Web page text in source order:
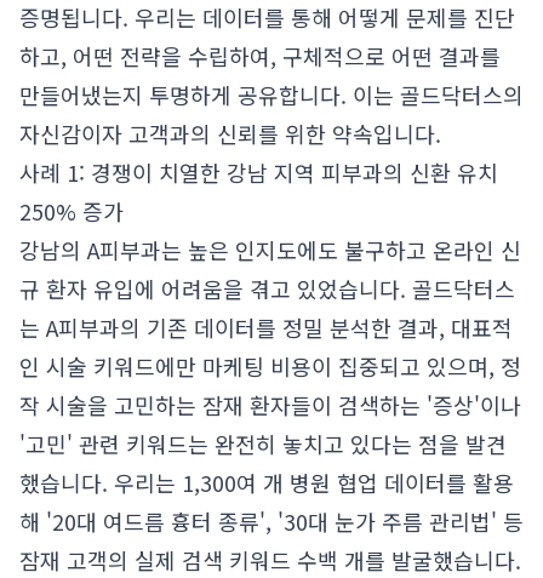
증명됩니다. 우리는 데이터를 통해 어떻게 문제를 진단
하고, 어떤 전략을 수립하여, 구체적으로 어떤 결과를
만들어냈는지 투명하게 공유합니다. 이는 골드닥터스의
자신감이자 고객과의 신뢰를 위한 약속입니다.
사례 1: 경쟁이 치열한 강남 지역 피부과의 신환 유치
250% 증가
강남의 A피부과는 높은 인지도에도 불구하고 온라인 신
규 환자 유입에 어려움을 겪고 있었습니다. 골드닥터스
는 A피부과의 기존 데이터를 정밀 분석한 결과, 대표적
인 시술 키워드에만 마케팅 비용이 집중되고 있으며, 정
작 시술을 고민하는 잠재 환자들이 검색하는 '증상'이나
'고민' 관련 키워드는 완전히 놓치고 있다는 점을 발견
했습니다. 우리는 1,300여 개 병원 협업 데이터를 활용
해 '20대 여드름 흉터 종류', '30대 눈가 주름 관리법' 등
잠재 고객의 실제 검색 키워드 수백 개를 발굴했습니다.